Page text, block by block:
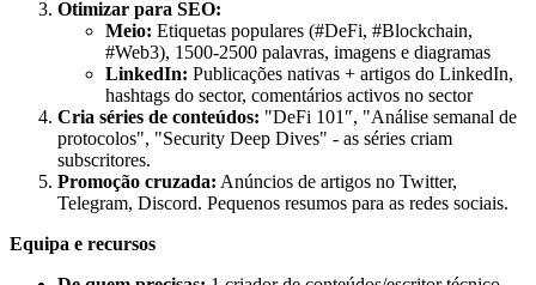
Otimizar para SEO:
Meio: Etiquetas populares (#DeFi, #Blockchain,
#Web3), 1500-2500 palavras, imagens e diagramas
LinkedIn: Publicações nativas + artigos do LinkedIn,
hashtags do sector, comentários activos no sector
Cria séries de conteúdos: "DeFi 101″, "Análise semanal de
protocolos", "Security Deep Dives" - as séries criam
subscritores.
Promoção cruzada: Anúncios de artigos no Twitter,
Telegram, Discord. Pequenos resumos para as redes sociais.
Equipa e recursos